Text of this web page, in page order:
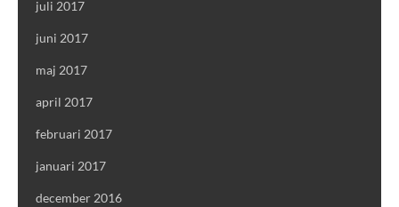
juli 2017
juni 2017
maj 2017
april 2017
februari 2017
januari 2017
december 2016